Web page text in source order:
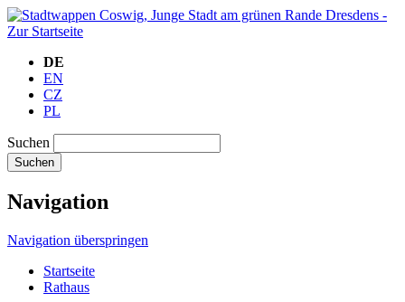
DE
EN
CZ
PL
Suchen
Suchen
Navigation
Navigation überspringen
Startseite
Rathaus